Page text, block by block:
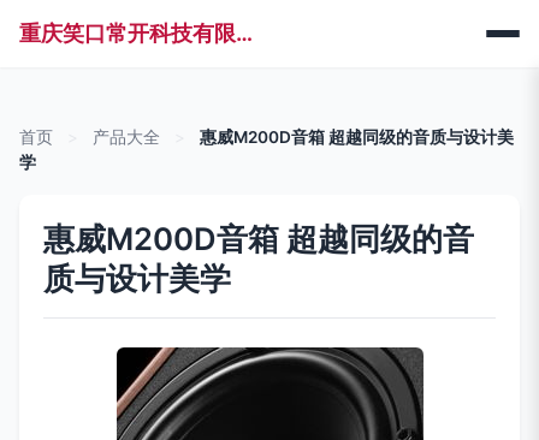
重庆笑口常开科技有限公司
首页 产品大全
惠威M200D音箱 超越同级的音质与设计美
学
惠威M200D音箱 超越同级的音
质与设计美学